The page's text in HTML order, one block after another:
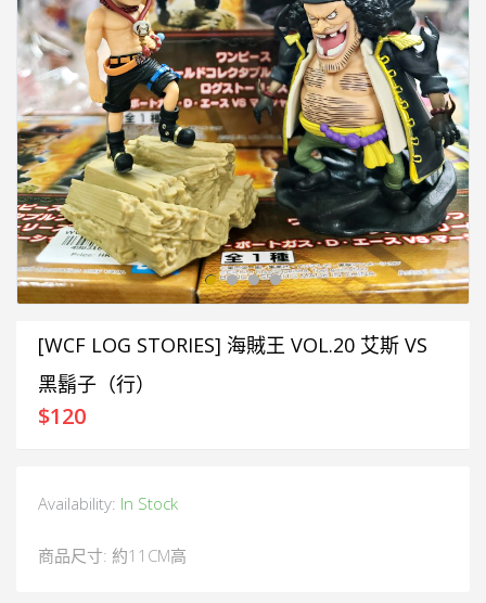
[WCF LOG STORIES] 海賊王 VOL.20 艾斯 VS
黑鬍子（行）
$120
Availability: In Stock
商品尺寸: 約11CM高